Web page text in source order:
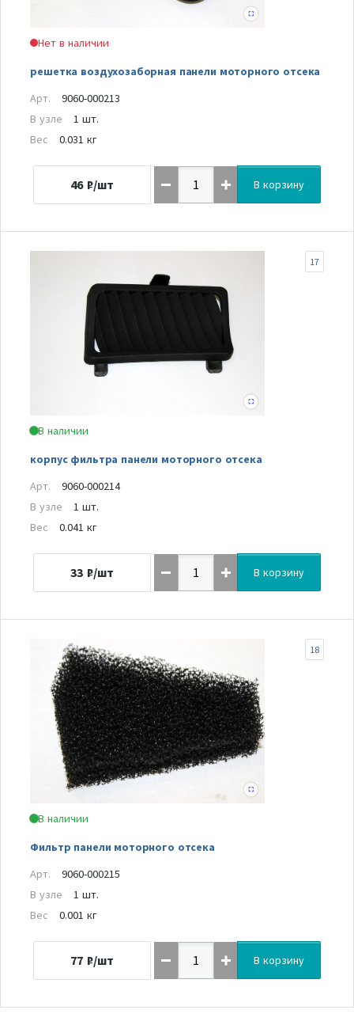
Нет в наличии
решетка воздухозаборная панели моторного отсека
Арт.
9060-000213
В узле
1 шт.
Вес
0.031 кг
46 ₽/шт В корзину
В наличии
корпус фильтра панели моторного отсека
17
Арт.
9060-000214
В узле
1 шт.
Вес
0.041 кг
33 ₽/шт В корзину
В наличии
Фильтр панели моторного отсека
18
Арт.
9060-000215
В узле
1 шт.
Вес
0.001 кг
77 ₽/шт В корзину